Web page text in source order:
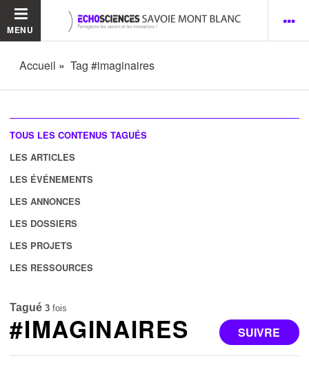
MENU
Accueil Tag #imaginaires
TOUS LES CONTENUS TAGUÉS
LES ARTICLES
LES ÉVÉNEMENTS
LES ANNONCES
LES DOSSIERS
LES PROJETS
LES RESSOURCES
Tagué 3 fois
SUIVRE
#IMAGINAIRES